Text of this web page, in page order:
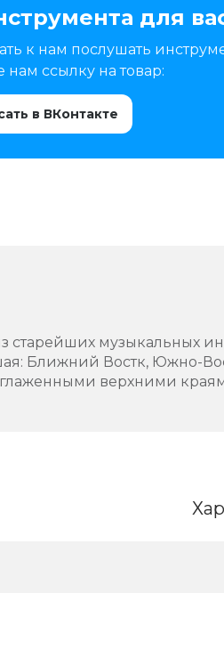
для
к нам послушать
ссылку на товар:
в ВКонтакте
старейших музыкальных
Ближний Востк, Южно-
верхними